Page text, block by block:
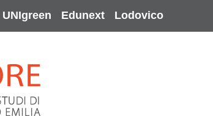
UNIgreen Edunext Lodovico